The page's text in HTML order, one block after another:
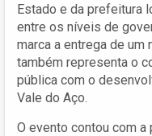
Estado e da prefeitura
entre os níveis de
marca a entrega de um
também representa o
pública com o
Vale do Aço.
O evento contou com